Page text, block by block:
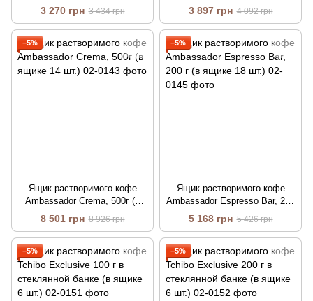
ящике 20 шт)
3 270 грн 3 434 грн
20 шт)
3 897 грн 4 092 грн
−5%
Ящик растворимого кофе
Ambassador Crema, 500г (в
ящике 14 шт.)
8 501 грн 8 926 грн
−5%
Ящик растворимого кофе
Ambassador Espresso Bar, 200
г (в ящике 18 шт.)
5 168 грн 5 426 грн
−5% −5%